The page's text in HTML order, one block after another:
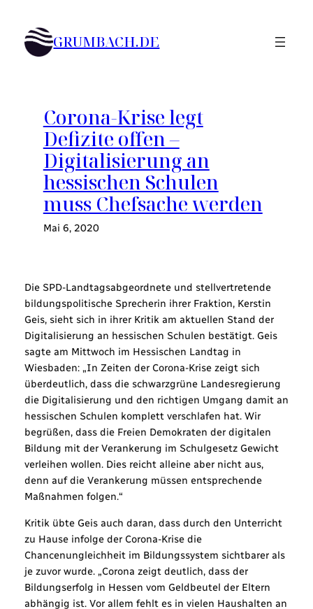
Inhalt
springen GRUMBACH.DE
Corona-Krise legt
Defizite offen –
Digitalisierung an
hessischen Schulen
muss Chefsache werden
Mai 6, 2020
Die SPD-Landtagsabgeordnete und stellvertretende
bildungspolitische Sprecherin ihrer Fraktion, Kerstin
Geis, sieht sich in ihrer Kritik am aktuellen Stand der
Digitalisierung an hessischen Schulen bestätigt. Geis
sagte am Mittwoch im Hessischen Landtag in
Wiesbaden: „In Zeiten der Corona-Krise zeigt sich
überdeutlich, dass die schwarzgrüne Landesregierung
die Digitalisierung und den richtigen Umgang damit an
hessischen Schulen komplett verschlafen hat. Wir
begrüßen, dass die Freien Demokraten der digitalen
Bildung mit der Verankerung im Schulgesetz Gewicht
verleihen wollen. Dies reicht alleine aber nicht aus,
denn auf die Verankerung müssen entsprechende
Maßnahmen folgen.“
Kritik übte Geis auch daran, dass durch den Unterricht
zu Hause infolge der Corona-Krise die
Chancenungleichheit im Bildungssystem sichtbarer als
je zuvor wurde. „Corona zeigt deutlich, dass der
Bildungserfolg in Hessen vom Geldbeutel der Eltern
abhängig ist. Vor allem fehlt es in vielen Haushalten an